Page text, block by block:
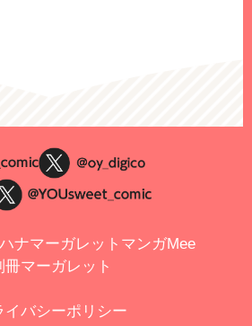
ナマーガレット マンガMee
冊マーガレット
イバシーポリシー